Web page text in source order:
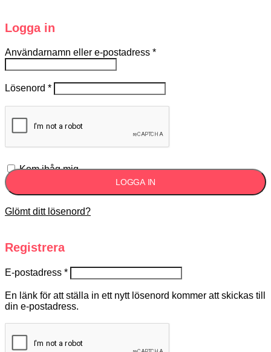
Logga in
Användarnamn eller e-postadress *
Lösenord *
Kom ihåg mig
LOGGA IN
Glömt ditt lösenord?
Registrera
E-postadress *
En länk för att ställa in ett nytt lösenord kommer att skickas till
din e-postadress.